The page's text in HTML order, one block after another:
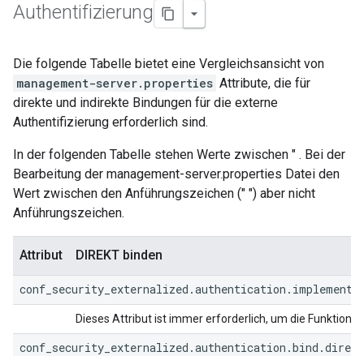
Authentifizierung
Die folgende Tabelle bietet eine Vergleichsansicht von
management-server.properties Attribute, die für
direkte und indirekte Bindungen für die externe
Authentifizierung erforderlich sind.
In der folgenden Tabelle stehen Werte zwischen " . Bei der
Bearbeitung der management-server.properties Datei den
Wert zwischen den Anführungszeichen (" ") aber nicht
Anführungszeichen.
Attribut DIREKT binden
Dieses Attribut ist immer erforderlich, um die Funktion